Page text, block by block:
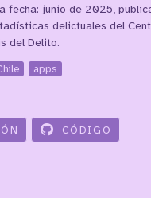
fecha: junio de 2025,
delictuales del
del Delito.
apps
CÓDIGO